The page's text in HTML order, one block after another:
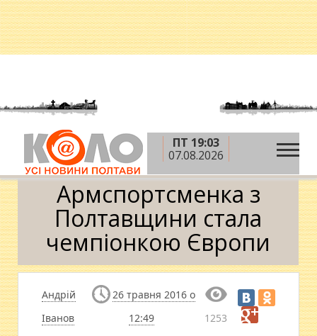
ПТ 19:03
07.08.2026
Головна » Новини » Спорт »Армспортсменка
з Полтавщини стала чемпіонкою Європи
Армспортсменка з
Полтавщини стала
чемпіонкою Європи
Андрій
Іванов
26 травня 2016 о
12:49
1253